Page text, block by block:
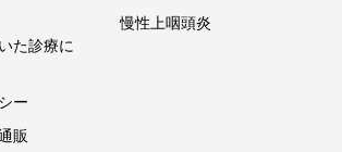
た診療に
ー
販
慢性上咽頭炎